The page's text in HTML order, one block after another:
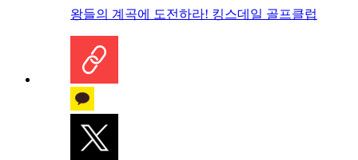
왕들의 계곡에 도전하라! 킹스데일 골프클럽